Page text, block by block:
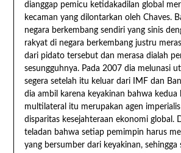
dianggap pemicu ketidakadilan global
kecaman yang dilontarkan oleh Chaves.
negara berkembang sendiri yang sinis
rakyat di negara berkembang justru
dari pidato tersebut dan merasa dialah
sesungguhnya. Pada 2007 dia melunasi
segera setelah itu keluar dari IMF dan
dia ambil karena keyakinan bahwa kedua
multilateral itu merupakan agen
disparitas kesejahteraan ekonomi global.
teladan bahwa setiap pemimpin harus
yang bersumber dari keyakinan, sehingga